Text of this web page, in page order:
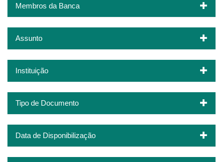
Membros da Banca
Assunto
Instituição
Tipo de Documento
Data de Disponibilização